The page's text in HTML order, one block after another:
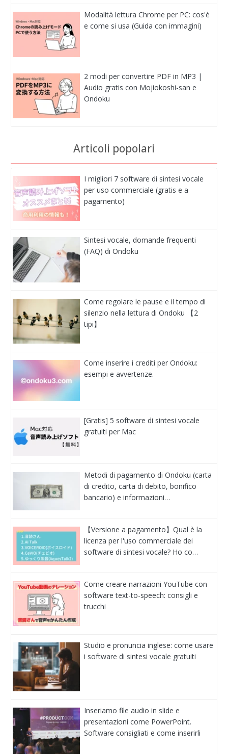
Modalità lettura Chrome per PC: cos'è
e come si usa (Guida con immagini)
2 modi per convertire PDF in MP3 |
Audio gratis con Mojiokoshi-san e
Ondoku
Articoli popolari
I migliori 7 software di sintesi vocale
per uso commerciale (gratis e a
pagamento)
Sintesi vocale, domande frequenti
(FAQ) di Ondoku
Come regolare le pause e il tempo di
silenzio nella lettura di Ondoku 【2
tipi】
Come inserire i crediti per Ondoku:
esempi e avvertenze.
[Gratis] 5 software di sintesi vocale
gratuiti per Mac
Metodi di pagamento di Ondoku (carta
di credito, carta di debito, bonifico
bancario) e informazioni…
【Versione a pagamento】Qual è la
licenza per l'uso commerciale dei
software di sintesi vocale? Ho co…
Come creare narrazioni YouTube con
software text-to-speech: consigli e
trucchi
Studio e pronuncia inglese: come usare
i software di sintesi vocale gratuiti
Inseriamo file audio in slide e
presentazioni come PowerPoint.
Software consigliati e come inserirli